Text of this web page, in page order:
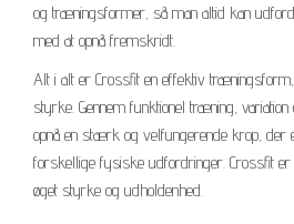
og træningsformer, så man altid kan
med at opnå fremskridt.
Alt i alt er Crossfit en effektiv
styrke. Gennem funktionel træning,
opnå en stærk og velfungerende krop, der
forskellige fysiske udfordringer. Crossfit
øget styrke og udholdenhed.